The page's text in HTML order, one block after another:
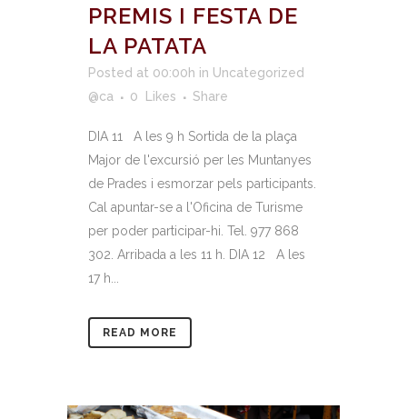
PREMIS I FESTA DE
LA PATATA
Posted at 00:00h in Uncategorized
@ca
0 Likes Share
DIA 11 A les 9 h Sortida de la plaça
Major de l'excursió per les Muntanyes
de Prades i esmorzar pels participants.
Cal apuntar-se a l'Oficina de Turisme
per poder participar-hi. Tel. 977 868
302. Arribada a les 11 h. DIA 12 A les
17 h...
READ MORE